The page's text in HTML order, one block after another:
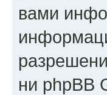
вами
ни phpBB